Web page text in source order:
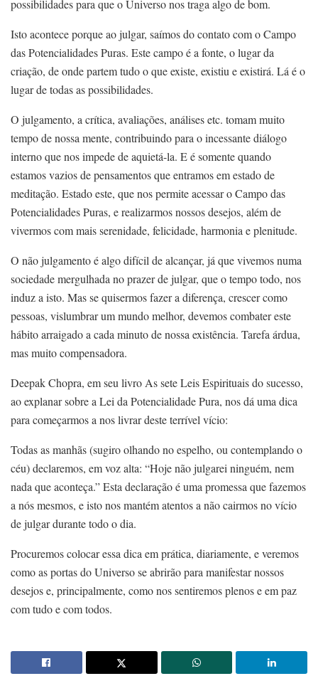
possibilidades para que o Universo nos traga algo de bom.
Isto acontece porque ao julgar, saímos do contato com o Campo
das Potencialidades Puras. Este campo é a fonte, o lugar da
criação, de onde partem tudo o que existe, existiu e existirá. Lá é o
lugar de todas as possibilidades.
O julgamento, a crítica, avaliações, análises etc. tomam muito
tempo de nossa mente, contribuindo para o incessante diálogo
interno que nos impede de aquietá-la. E é somente quando
estamos vazios de pensamentos que entramos em estado de
meditação. Estado este, que nos permite acessar o Campo das
Potencialidades Puras, e realizarmos nossos desejos, além de
vivermos com mais serenidade, felicidade, harmonia e plenitude.
O não julgamento é algo difícil de alcançar, já que vivemos numa
sociedade mergulhada no prazer de julgar, que o tempo todo, nos
induz a isto. Mas se quisermos fazer a diferença, crescer como
pessoas, vislumbrar um mundo melhor, devemos combater este
hábito arraigado a cada minuto de nossa existência. Tarefa árdua,
mas muito compensadora.
Deepak Chopra, em seu livro As sete Leis Espirituais do sucesso,
ao explanar sobre a Lei da Potencialidade Pura, nos dá uma dica
para começarmos a nos livrar deste terrível vício:
Todas as manhãs (sugiro olhando no espelho, ou contemplando o
céu) declaremos, em voz alta: “Hoje não julgarei ninguém, nem
nada que aconteça.” Esta declaração é uma promessa que fazemos
a nós mesmos, e isto nos mantém atentos a não cairmos no vício
de julgar durante todo o dia.
Procuremos colocar essa dica em prática, diariamente, e veremos
como as portas do Universo se abrirão para manifestar nossos
desejos e, principalmente, como nos sentiremos plenos e em paz
com tudo e com todos.